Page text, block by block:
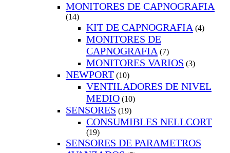
MONITORES DE CAPNOGRAFIA
(14)
KIT DE CAPNOGRAFIA (4)
MONITORES DE
CAPNOGRAFIA (7)
MONITORES VARIOS (3)
NEWPORT (10)
VENTILADORES DE NIVEL
MEDIO (10)
SENSORES (19)
CONSUMIBLES NELLCORT
(19)
SENSORES DE PARAMETROS